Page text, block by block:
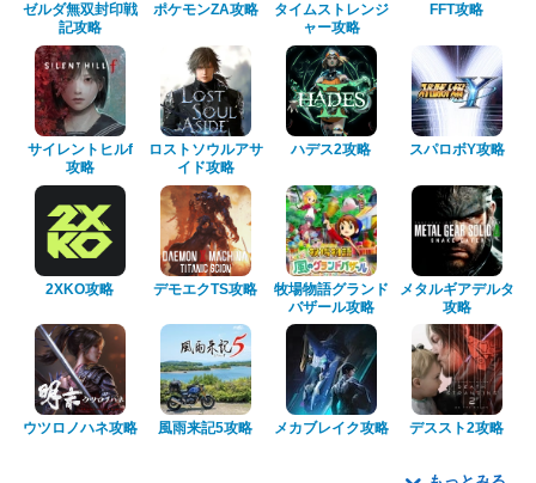
ゼルダ無双封印戦
記攻略
ポケモンZA攻略
タイムストレンジ
ャー攻略
FFT攻略
サイレントヒルf
攻略
ロストソウルアサ
イド攻略
ハデス2攻略 スパロボY攻略
2XKO攻略 デモエクTS攻略
牧場物語グランド
バザール攻略
メタルギアデルタ
攻略
ウツロノハネ攻略 風雨来記5攻略 メカブレイク攻略 デススト2攻略